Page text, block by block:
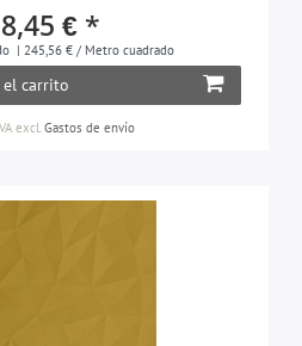
€ *
| 245,56 € / Metro cuadrado
el carrito
excl.Gastos de envío